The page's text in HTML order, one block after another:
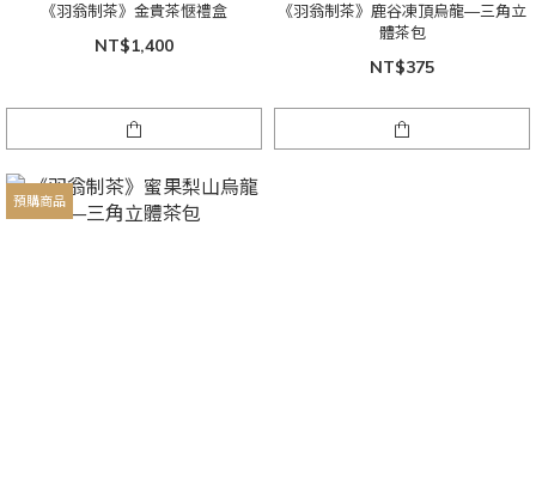
《羽翁制茶》金貴茶愜禮盒
NT$1,400
《羽翁制茶》鹿谷凍頂烏龍—三角立
體茶包
NT$375
預購商品